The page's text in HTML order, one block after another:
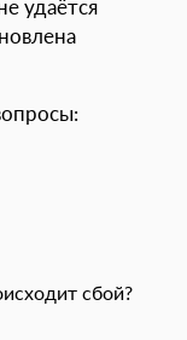
удаётся
сбой?